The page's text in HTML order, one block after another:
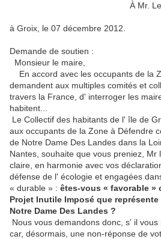
À Mr.
à Groix, le 07 décembre 2012.
Demande de soutien :
Monsieur le maire,
En accord avec les occupants de la
demandent aux multiples comités et
travers la France, d' interroger les
habitent...
Le Collectif des habitants de l' île de
aux occupants de la Zone à Défendre
de Notre Dame Des Landes dans la
Nantes, souhaite que vous preniez, Mr
claire, en harmonie avec vos
défense de l' écologie et engagées
« durable » : êtes-vous « favorable »
Projet Inutile Imposé que
Notre Dame Des Landes ?
Nous vous demandons donc, s' il
car, désormais, une non-réponse de